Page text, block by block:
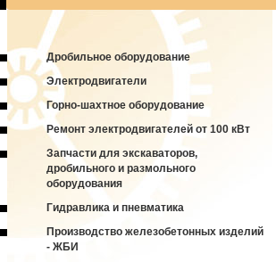
Дробильное оборудование
Электродвигатели
Горно-шахтное оборудование
Ремонт электродвигателей от 100 кВт
Запчасти для экскаваторов,
дробильного и размольного
оборудования
Гидравлика и пневматика
Производство железобетонных изделий
- ЖБИ